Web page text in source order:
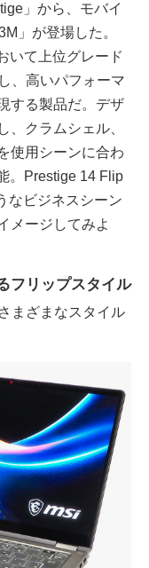
」から、モバイ
」が登場した。
いて上位グレード
、高いパフォーマ
する製品だ。デザ
、クラムシェル、
使用シーンに合わ
。Prestige 14 Flip
なビジネスシーン
メージしてみよ
フリップスタイル
まざまなスタイル